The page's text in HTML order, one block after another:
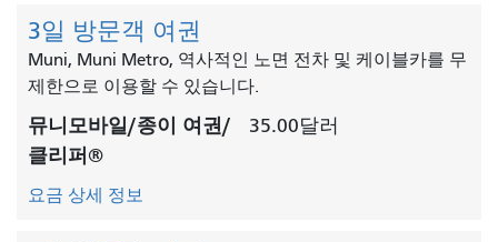
3일 방문객 여권
Muni, Muni Metro, 역사적인 노면 전차 및 케이블카를 무
제한으로 이용할 수 있습니다.
뮤니모바일/종이 여권/
클리퍼®
35.00달러
요금 상세 정보